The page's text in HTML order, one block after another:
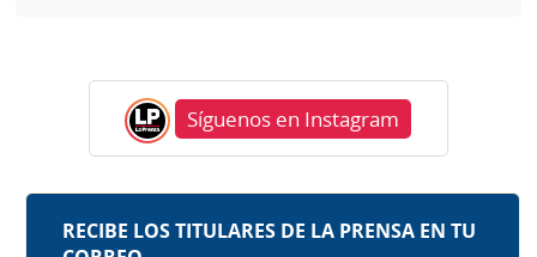
Síguenos en Instagram